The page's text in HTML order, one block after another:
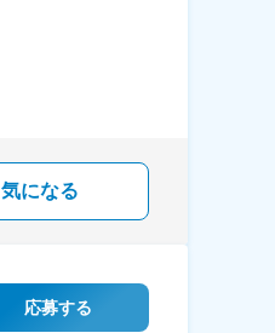
気になる
応募する